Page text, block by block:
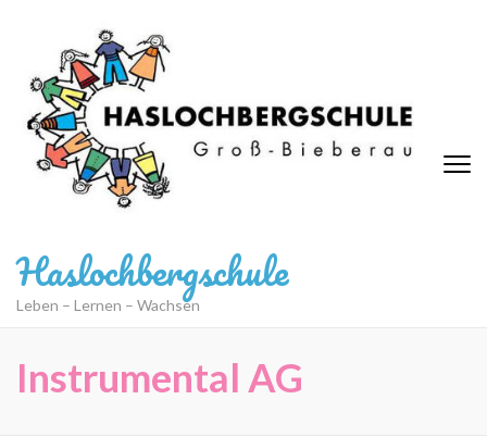
springen
(Eingabetaste
drücken)
Haslochbergschule
Leben – Lernen – Wachsen
Instrumental AG